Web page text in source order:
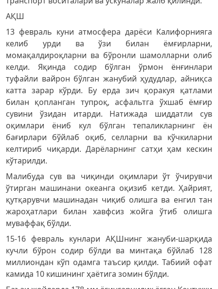
АҚШ
13 февраль куни атмосфера дарёси Калифорнияга
келиб урди ва ўзи билан ёмғирларни,
момақалдироқларни ва бўронли шамолларни олиб
келди. Яқинда содир бўлган ўрмон ёнғинлари
туфайли вайрон бўлган жанубий ҳудудлар, айниқса
катта зарар кўрди. Бу ерда зич қоракуя қатлами
билан қопланган тупроқ, асфальтга ўхшаб ёмғир
сувини ўзидан итарди. Натижада шиддатли сув
оқимлари ёниб кул бўлган тепаликларнинг ён
бағирлари бўйлаб оқиб, селларни ва кўчкиларни
келтириб чиқарди. Дарёларнинг сатҳи ҳам кескин
кўтарилди.
Малибуда сув ва чиқинди оқимлари ўт ўчирувчи
ўтирган машинани океанга оқизиб кетди. Ҳайрият,
қутқарувчи машинадан чиқиб олишга ва енгил тан
жароҳатлари билан хавфсиз жойга ўтиб олишга
муваффақ бўлди.
15-16 февраль кунлари АҚШнинг жануби-шарқида
кучли бўрон содир бўлди ва минтақа бўйлаб 128
миллиондан кўп одамга таъсир қилди. Табиий офат
камида 10 кишининг ҳаётига зомин бўлди.